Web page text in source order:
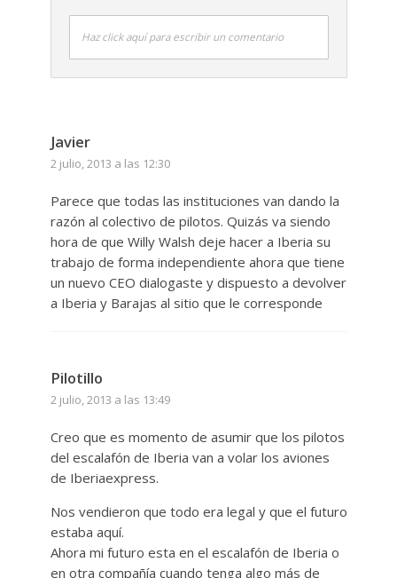
Haz click aquí para escribir un comentario
Javier
2 julio, 2013 a las 12:30
Parece que todas las instituciones van dando la
razón al colectivo de pilotos. Quizás va siendo
hora de que Willy Walsh deje hacer a Iberia su
trabajo de forma independiente ahora que tiene
un nuevo CEO dialogaste y dispuesto a devolver
a Iberia y Barajas al sitio que le corresponde
Pilotillo
2 julio, 2013 a las 13:49
Creo que es momento de asumir que los pilotos
del escalafón de Iberia van a volar los aviones
de Iberiaexpress.
Nos vendieron que todo era legal y que el futuro
estaba aquí.
Ahora mi futuro esta en el escalafón de Iberia o
en otra compañía cuando tenga algo más de